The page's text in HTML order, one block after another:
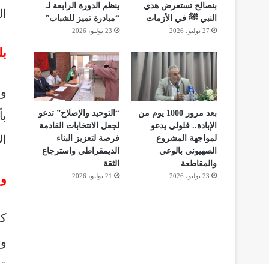
بنصالح تستعرض هدي
النبي ﷺ في الأزمات
27 يوليو، 2026
ينظم الدورة الرابعة لـ
“مبادرة تميز للشباب”
23 يوليو، 2026
بعد مرور 1000 يوم من
الإبادة.. فلولي يدعو
لمواجهة المشروع
الصهيوني بالوعي
والمقاطعة
23 يوليو، 2026
“التوحيد والإصلاح” تدعو
لجعل الانتخابات القادمة
فرصة لتعزيز البناء
الديمقراطي واسترجاع
الثقة
21 يوليو، 2026